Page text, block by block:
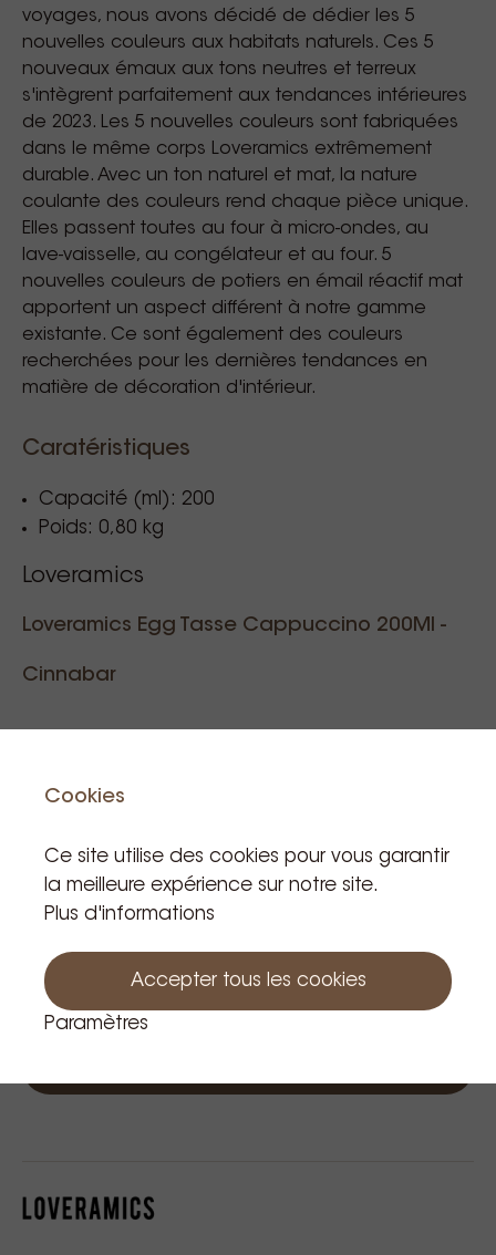
voyages, nous avons décidé de dédier les 5
nouvelles couleurs aux habitats naturels. Ces 5
nouveaux émaux aux tons neutres et terreux
s'intègrent parfaitement aux tendances intérieures
de 2023. Les 5 nouvelles couleurs sont fabriquées
dans le même corps Loveramics extrêmement
durable. Avec un ton naturel et mat, la nature
coulante des couleurs rend chaque pièce unique.
Elles passent toutes au four à micro-ondes, au
lave-vaisselle, au congélateur et au four. 5
nouvelles couleurs de potiers en émail réactif mat
apportent un aspect différent à notre gamme
existante. Ce sont également des couleurs
recherchées pour les dernières tendances en
matière de décoration d'intérieur.
Caratéristiques
Capacité (ml): 200
Poids: 0,80 kg
Loveramics
Loveramics Egg Tasse Cappuccino 200Ml -
Cinnabar
Produit hors stock
Cookies
Ce site utilise des cookies pour vous garantir
la meilleure expérience sur notre site.
Plus d'informations
Accepter tous les cookies
Paramètres